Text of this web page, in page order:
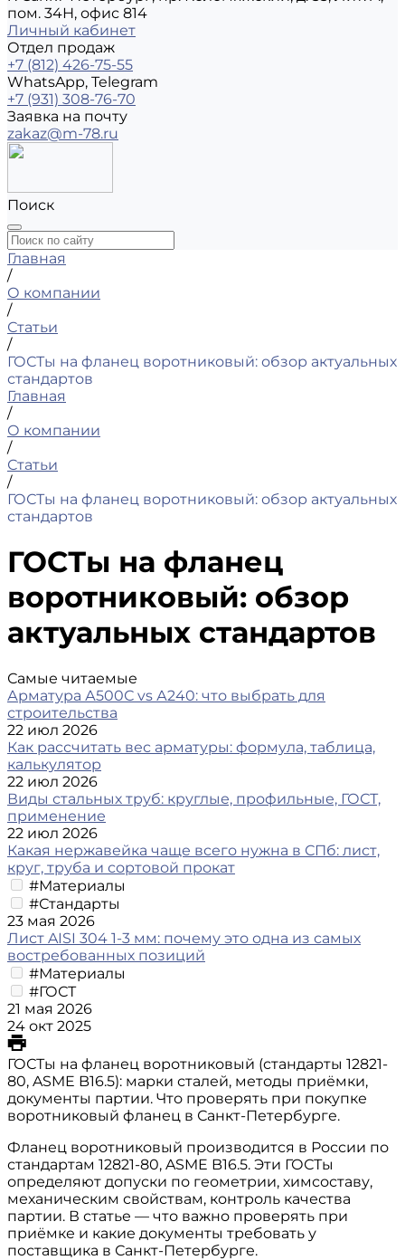
пом. 34Н, офис 814
Личный кабинет
Отдел продаж
+7 (812) 426-75-55
WhatsApp, Telegram
+7 (931) 308-76-70
Заявка на почту
zakaz@m-78.ru
Поиск
Главная
/
О компании
/
Статьи
/
ГОСТы на фланец воротниковый: обзор актуальных
стандартов
Главная
/
О компании
/
Статьи
/
ГОСТы на фланец воротниковый: обзор актуальных
стандартов
ГОСТы на фланец
воротниковый: обзор
актуальных стандартов
Самые читаемые
Арматура А500С vs А240: что выбрать для
строительства
22 июл 2026
Как рассчитать вес арматуры: формула, таблица,
калькулятор
22 июл 2026
Виды стальных труб: круглые, профильные, ГОСТ,
применение
22 июл 2026
Какая нержавейка чаще всего нужна в СПб: лист,
круг, труба и сортовой прокат
#Материалы
#Стандарты
23 мая 2026
Лист AISI 304 1-3 мм: почему это одна из самых
востребованных позиций
#Материалы
#ГОСТ
21 мая 2026
24 окт 2025
ГОСТы на фланец воротниковый (стандарты 12821-
80, ASME B16.5): марки сталей, методы приёмки,
документы партии. Что проверять при покупке
воротниковый фланец в Санкт-Петербурге.
Фланец воротниковый производится в России по
стандартам 12821-80, ASME B16.5. Эти ГОСТы
определяют допуски по геометрии, химсоставу,
механическим свойствам, контроль качества
партии. В статье — что важно проверять при
приёмке и какие документы требовать у
поставщика в Санкт-Петербурге.